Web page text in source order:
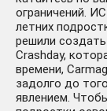
ограничений.
летних
решили
Crashday,
времени,
задолго до
явлением.